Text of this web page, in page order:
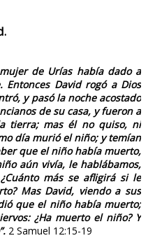
de Urías había dado a
Entonces David rogó a Dios
y pasó la noche acostado
de su casa, y fueron a
tierra; mas él no quiso, ni
día murió el niño; y temían
que el niño había muerto,
aún vivía, le hablábamos,
más se afligirá si le
Mas David, viendo a sus
que el niño había muerto;
¿Ha muerto el niño? Y
2 Samuel 12:15-19